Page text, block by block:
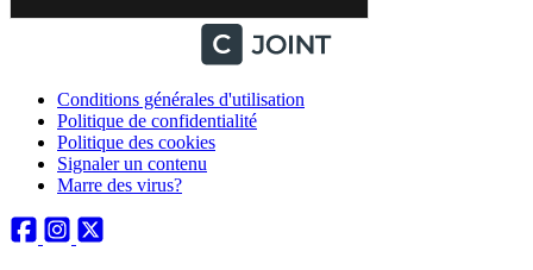
Conditions générales d'utilisation
Politique de confidentialité
Politique des cookies
Signaler un contenu
Marre des virus?